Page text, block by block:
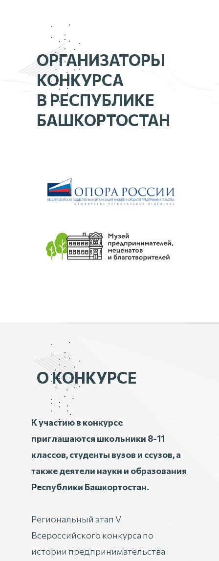
ОРГАНИЗАТОРЫ
КОНКУРСА
В РЕСПУБЛИКЕ
БАШКОРТОСТАН
К участию в конкурсе
приглашаются школьники 8-11
классов, студенты вузов и ссузов, а
также деятели науки и образования
Республики Башкортостан.
Региональный этап V
Всероссийского конкурса по
истории предпринимательства
О КОНКУРСЕ